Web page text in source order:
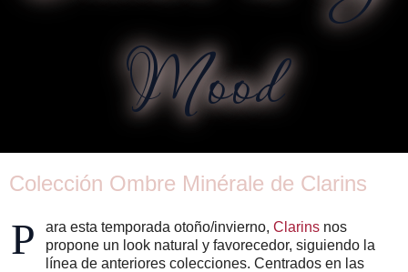
Mood
Colección Ombre Minérale de Clarins
P ara esta temporada otoño/invierno, Clarins nos
propone un look natural y favorecedor, siguiendo la
línea de anteriores colecciones. Centrados en las